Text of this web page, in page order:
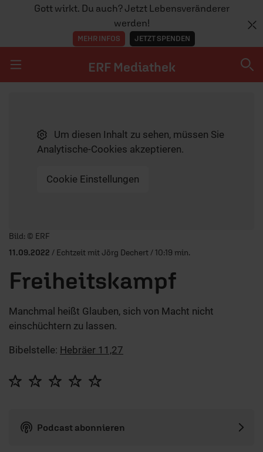
Gott wirkt. Du auch? Jetzt Lebensveränderer
werden!
MEHR INFOS JETZT SPENDEN
ERF Mediathek
SENDUNGEN A-ZUm diesen Inhalt zu sehen, müssen Sie
Analytische-Cookies akzeptieren.
Cookie Einstellungen
Player starten/anhalten
Bild: © ERF
11.09.2022 / Echtzeit mit Jörg Dechert / 10:19 min.
Freiheitskampf
Manchmal heißt Glauben, sich von Macht nicht
einschüchtern zu lassen.
Bibelstelle: Hebräer 11,27
Podcast abonnieren